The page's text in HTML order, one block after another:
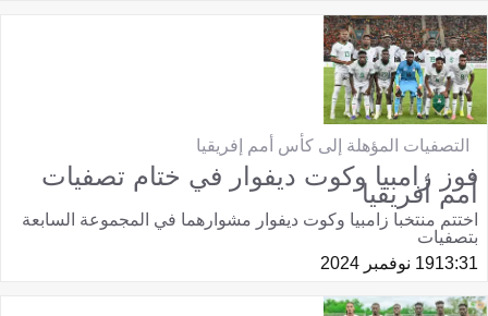
التصفيات المؤهلة إلى كأس أمم إفريقيا
فوز زامبيا وكوت ديفوار في ختام تصفيات
أمم أفريقيا
اختتم منتخبا زامبيا وكوت ديفوار مشوارهما في المجموعة السابعة
بتصفيات
13:3119 نوفمبر 2024